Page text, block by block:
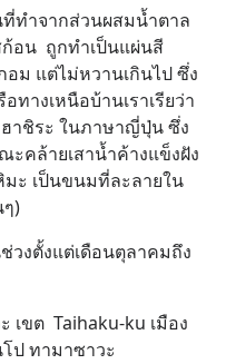
ทำจากส่วนผสมน้ำตาล
อน  ถูกทำเป็นแผ่นสี
ม แต่ไม่หวานเกินไป ซึ่ง
ทางเหนือบ้านเราเรียว่า
าชิระ ในภาษาญี่ปุ่น ซึ่ง
คล้ายเสาน้ำค้างแข็งฝัง
ะ เป็นขนมที่ละลายใน
)
วงตั้งแต่เดือนตุลาคมถึง
ขต  Taihaku-ku เมือง
ป ทามาซาวะ